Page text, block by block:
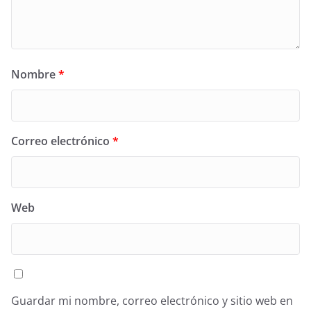
Nombre*
Correo electrónico *
Web
Guardar mi nombre, correo electrónico y sitio web en